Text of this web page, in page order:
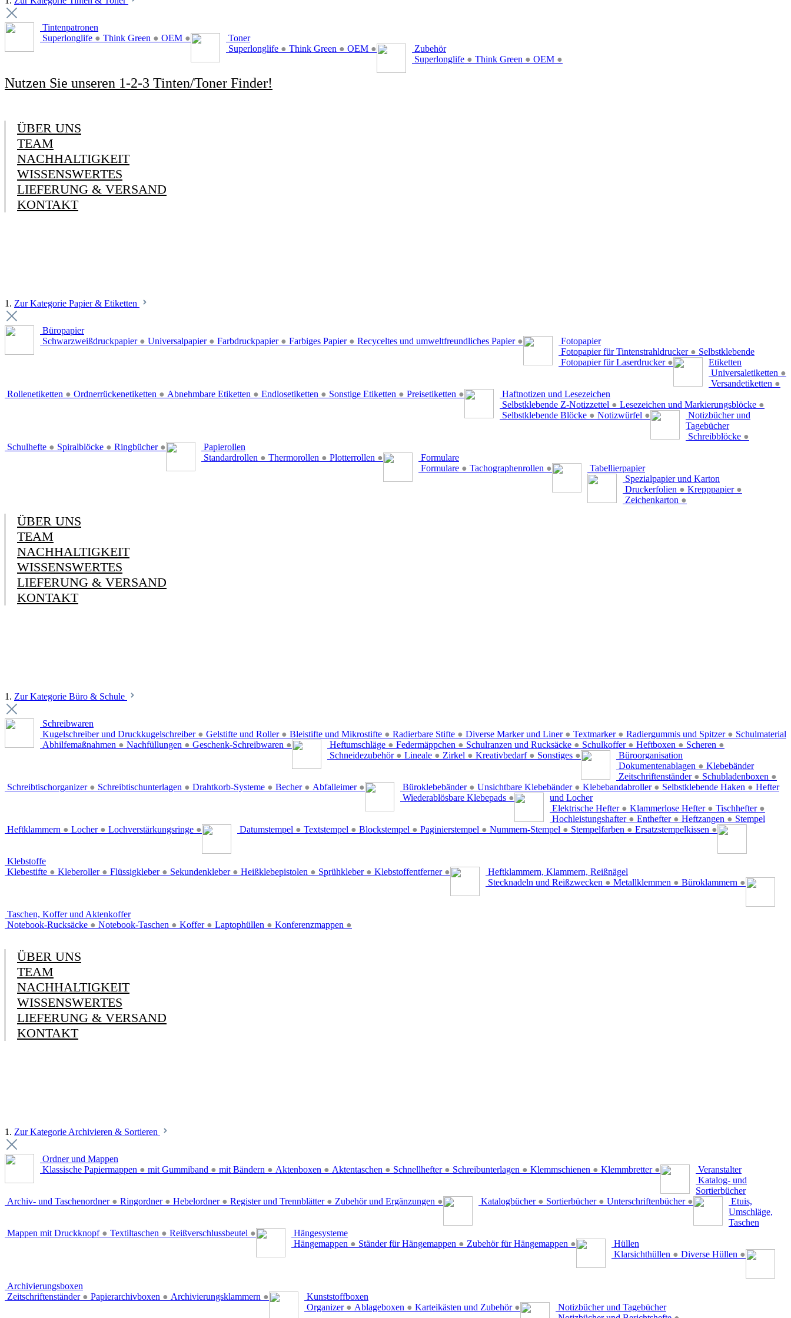
Tintenpatronen
Superlonglife ● Think Green ● OEM ●
Toner
Superlonglife ● Think Green ● OEM ●
Zubehör
Superlonglife ● Think Green ● OEM ●
Nutzen Sie unseren 1-2-3 Tinten/Toner Finder!
ÜBER UNS
TEAM
NACHHALTIGKEIT
WISSENSWERTES
LIEFERUNG & VERSAND
KONTAKT
1. Zur Kategorie Papier & Etiketten
Büropapier
Schwarzweißdruckpapier ● Universalpapier ● Farbdruckpapier ● Farbiges Papier ● Recyceltes und umweltfreundliches Papier ●
Fotopapier
Fotopapier für Tintenstrahldrucker ●
Fotopapier für Laserdrucker ●
Selbstklebende
Etiketten
Universaletiketten ●
Versandetiketten ●
Rollenetiketten ● Ordnerrückenetiketten ● Abnehmbare Etiketten ● Endlosetiketten ● Sonstige Etiketten ● Preisetiketten ●
Haftnotizen und Lesezeichen
Selbstklebende Z-Notizzettel ● Lesezeichen und Markierungsblöcke ●
Selbstklebende Blöcke ● Notizwürfel ●
Notizbücher und
Tagebücher
Schreibblöcke ●
Schulhefte ● Spiralblöcke ● Ringbücher ●
Papierollen
Standardrollen ● Thermorollen ● Plotterrollen ●
Formulare
Formulare ● Tachographenrollen ●
Tabellierpapier
Spezialpapier und Karton
Druckerfolien ● Krepppapier ●
Zeichenkarton ●
ÜBER UNS
TEAM
NACHHALTIGKEIT
WISSENSWERTES
LIEFERUNG & VERSAND
KONTAKT
1. Zur Kategorie Büro & Schule
Schreibwaren
Kugelschreiber und Druckkugelschreiber ● Gelstifte und Roller ● Bleistifte und Mikrostifte ● Radierbare Stifte ● Diverse Marker und Liner ● Textmarker ● Radiergummis und Spitzer ●
Abhilfemaßnahmen ● Nachfüllungen ● Geschenk-Schreibwaren ●
Schulmaterial
Heftumschläge ● Federmäppchen ● Schulranzen und Rucksäcke ● Schulkoffer ● Heftboxen ● Scheren ●
Schneidezubehör ● Lineale ● Zirkel ● Kreativbedarf ● Sonstiges ●
Büroorganisation
Dokumentenablagen ●
Zeitschriftenständer ● Schubladenboxen ●
Schreibtischorganizer ● Schreibtischunterlagen ● Drahtkorb-Systeme ● Becher ● Abfalleimer ●
Klebebänder
Büroklebebänder ● Unsichtbare Klebebänder ● Klebebandabroller ● Selbstklebende Haken ●
Wiederablösbare Klebepads ●
Hefter
und Locher
Elektrische Hefter ● Klammerlose Hefter ● Tischhefter ●
Hochleistungshafter ● Enthefter ● Heftzangen ●
Heftklammern ● Locher ● Lochverstärkungsringe ●
Stempel
Datumstempel ● Textstempel ● Blockstempel ● Paginierstempel ● Nummern-Stempel ● Stempelfarben ● Ersatzstempelkissen ●
Klebstoffe
Klebestifte ● Kleberoller ● Flüssigkleber ● Sekundenkleber ● Heißklebepistolen ● Sprühkleber ● Klebstoffentferner ●
Heftklammern, Klammern, Reißnägel
Stecknadeln und Reißzwecken ● Metallklemmen ● Büroklammern ●
Taschen, Koffer und Aktenkoffer
Notebook-Rucksäcke ● Notebook-Taschen ● Koffer ● Laptophüllen ● Konferenzmappen ●
ÜBER UNS
TEAM
NACHHALTIGKEIT
WISSENSWERTES
LIEFERUNG & VERSAND
KONTAKT
1. Zur Kategorie Archivieren & Sortieren
Ordner und Mappen
Klassische Papiermappen ● mit Gummiband ● mit Bändern ● Aktenboxen ● Aktentaschen ● Schnellhefter ● Schreibunterlagen ● Klemmschienen ● Klemmbretter ● Veranstalter
Archiv- und Taschenordner ● Ringordner ● Hebelordner ● Register und Trennblätter ● Zubehör und Ergänzungen ●
Katalog- und
Sortierbücher
Katalogbücher ● Sortierbücher ● Unterschriftenbücher ●
Etuis,
Umschläge,
Taschen
Mappen mit Druckknopf ● Textiltaschen ● Reißverschlussbeutel ●
Hängesysteme
Hängemappen ● Ständer für Hängemappen ● Zubehör für Hängemappen ●
Hüllen
Klarsichthüllen ● Diverse Hüllen ●
Archivierungsboxen
Zeitschriftenständer ● Papierarchivboxen ● Archivierungsklammern ●
Kunststoffboxen
Organizer ● Ablageboxen ● Karteikästen und Zubehör ●
Notizbücher und Tagebücher